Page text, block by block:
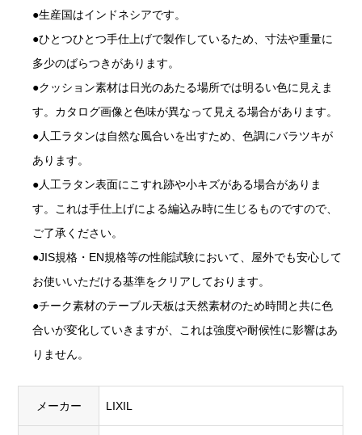
●生産国はインドネシアです。
●ひとつひとつ手仕上げで製作しているため、寸法や重量に
多少のばらつきがあります。
●クッション素材は日光のあたる場所では明るい色に見えま
す。カタログ画像と色味が異なって見える場合があります。
●人工ラタンは自然な風合いを出すため、色調にバラツキが
あります。
●人工ラタン表面にこすれ跡や小キズがある場合がありま
す。これは手仕上げによる編込み時に生じるものですので、
ご了承ください。
●JIS規格・EN規格等の性能試験において、屋外でも安心して
お使いいただける基準をクリアしております。
●チーク素材のテーブル天板は天然素材のため時間と共に色
合いが変化していきますが、これは強度や耐候性に影響はあ
りません。
メーカー LIXIL